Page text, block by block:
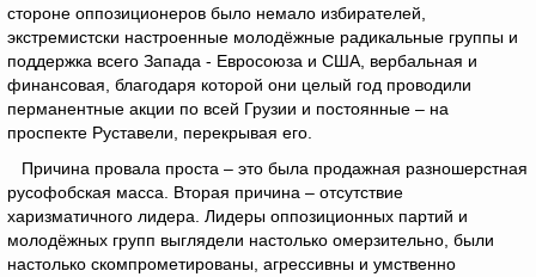
стороне оппозиционеров было немало избирателей,
экстремистски настроенные молодёжные радикальные группы и
поддержка всего Запада - Евросоюза и США, вербальная и
финансовая, благодаря которой они целый год проводили
перманентные акции по всей Грузии и постоянные – на
проспекте Руставели, перекрывая его.
Причина провала проста – это была продажная разношерстная
русофобская масса. Вторая причина – отсутствие
харизматичного лидера. Лидеры оппозиционных партий и
молодёжных групп выглядели настолько омерзительно, были
настолько скомпрометированы, агрессивны и умственно